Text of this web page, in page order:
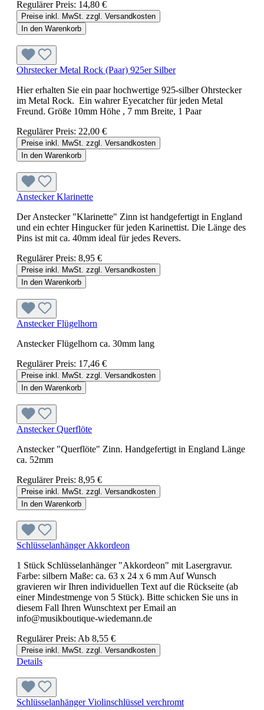
Regulärer Preis: 14,80 €
Preise inkl. MwSt. zzgl. Versandkosten
In den Warenkorb
Ohrstecker Metal Rock (Paar) 925er Silber
Hier erhalten Sie ein paar hochwertige 925-silber Ohrstecker
im Metal Rock. Ein wahrer Eyecatcher für jeden Metal
Freund. Größe 10mm Höhe , 7 mm Breite, 1 Paar
Regulärer Preis: 22,00 €
Preise inkl. MwSt. zzgl. Versandkosten
In den Warenkorb
Anstecker Klarinette
Der Anstecker "Klarinette" Zinn ist handgefertigt in England
und ein echter Hingucker für jeden Karinettist. Die Länge des
Pins ist mit ca. 40mm ideal für jedes Revers.
Regulärer Preis: 8,95 €
Preise inkl. MwSt. zzgl. Versandkosten
In den Warenkorb
Anstecker Flügelhorn
Anstecker Flügelhorn ca. 30mm lang
Regulärer Preis: 17,46 €
Preise inkl. MwSt. zzgl. Versandkosten
In den Warenkorb
Anstecker Querflöte
Anstecker "Querflöte" Zinn. Handgefertigt in England Länge
ca. 52mm
Regulärer Preis: 8,95 €
Preise inkl. MwSt. zzgl. Versandkosten
In den Warenkorb
Schlüsselanhänger Akkordeon
1 Stück Schlüsselanhänger "Akkordeon" mit Lasergravur.
Farbe: silbern Maße: ca. 63 x 24 x 6 mm Auf Wunsch
gravieren wir Ihren individuellen Text auf die Rückseite (ab
einer Mindestmenge von 5 Stück). Bitte schicken Sie uns in
diesem Fall Ihren Wunschtext per Email an
info@musikboutique-wiedemann.de
Regulärer Preis: Ab 8,55 €
Preise inkl. MwSt. zzgl. Versandkosten
Details
Schlüsselanhänger Violinschlüssel verchromt